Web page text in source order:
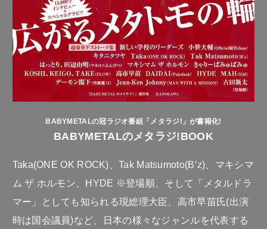
BABYMETALの冠ラジオ番組「メタラジ!」が書籍化!
BABYMETALのメタラジ!BOOK
Taka(ONE OK ROCK)、Tak Matsumoto(B’z)、マキシマ
ム ザ ホルモン、HYDE ※登場順、そして「メタルドラ
マー」としても知られる現総理大臣、高市早苗氏(出演
時は国会議員)など、日本の様々なジャンルを代表する